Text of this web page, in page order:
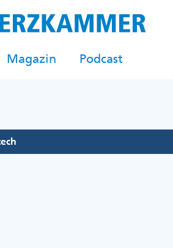
Magazin Podcast